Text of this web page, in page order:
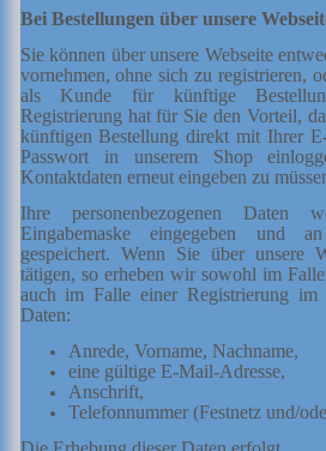
Bei Bestellungen über unsere
Sie können über unsere Webseite
vornehmen, ohne sich zu registrieren,
als Kunde für künftige
Registrierung hat für Sie den Vorteil,
künftigen Bestellung direkt mit Ihrer
Passwort in unserem Shop
Kontaktdaten erneut eingeben zu
Ihre personenbezogenen Daten
Eingabemaske eingegeben und
gespeichert. Wenn Sie über unsere
tätigen, so erheben wir sowohl im
auch im Falle einer Registrierung im
Daten:
Anrede, Vorname, Nachname,
eine gültige E-Mail-Adresse,
Anschrift,
Telefonnummer (Festnetz und/